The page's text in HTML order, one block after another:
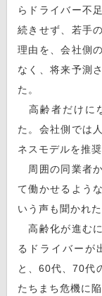
らドライバー不
続きせず、若手
理由を、会社側
なく、将来予測
た。
高齢者だけに
た。会社側では
ネスモデルを推
周囲の同業者
て働かせるよう
いう声も聞かれた
高齢化が進む
るドライバーが
と、60代、70代
たちまち危機に陥